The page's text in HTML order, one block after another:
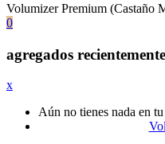
Volumizer Premium (Castaño
0
agregados recientemente
x
Aún no tienes nada en